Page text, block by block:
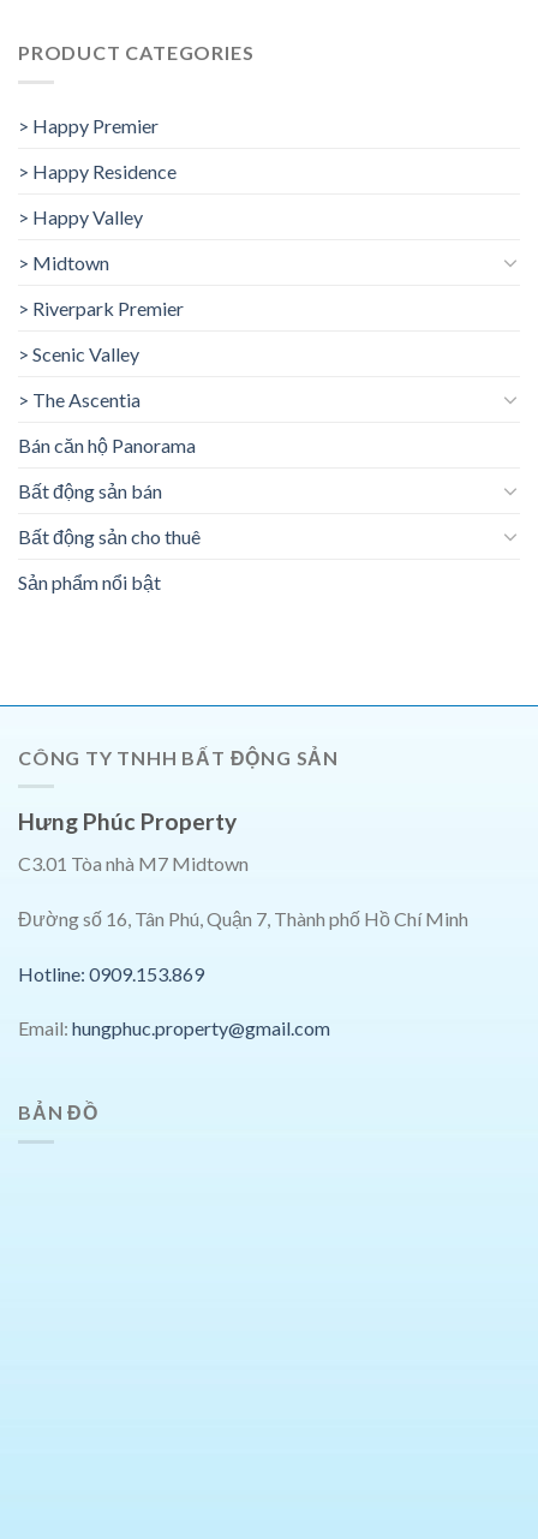
PRODUCT CATEGORIES
> Happy Premier
> Happy Residence
> Happy Valley
> Midtown
> Riverpark Premier
> Scenic Valley
> The Ascentia
Bán căn hộ Panorama
Bất động sản bán
Bất động sản cho thuê
Sản phẩm nổi bật
CÔNG TY TNHH BẤT ĐỘNG SẢN
Hưng Phúc Property
C3.01 Tòa nhà M7 Midtown
Đường số 16, Tân Phú, Quận 7, Thành phố Hồ Chí Minh
Hotline: 0909.153.869
Email: hungphuc.property@gmail.com
BẢN ĐỒ